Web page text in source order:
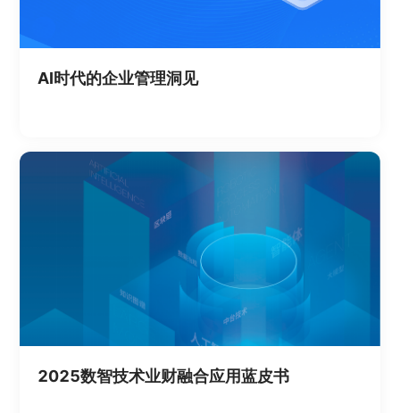
AI时代的企业管理洞见
2025数智技术业财融合应用蓝皮书